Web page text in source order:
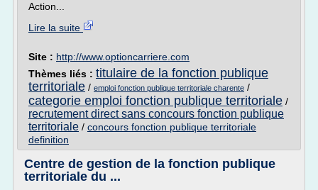
Action...
Lire la suite
Site : http://www.optioncarriere.com
Thèmes liés : titulaire de la fonction publique
territoriale / emploi fonction publique territoriale charente /
categorie emploi fonction publique territoriale /
recrutement direct sans concours fonction publique
territoriale / concours fonction publique territoriale
definition
Centre de gestion de la fonction publique
territoriale du ...